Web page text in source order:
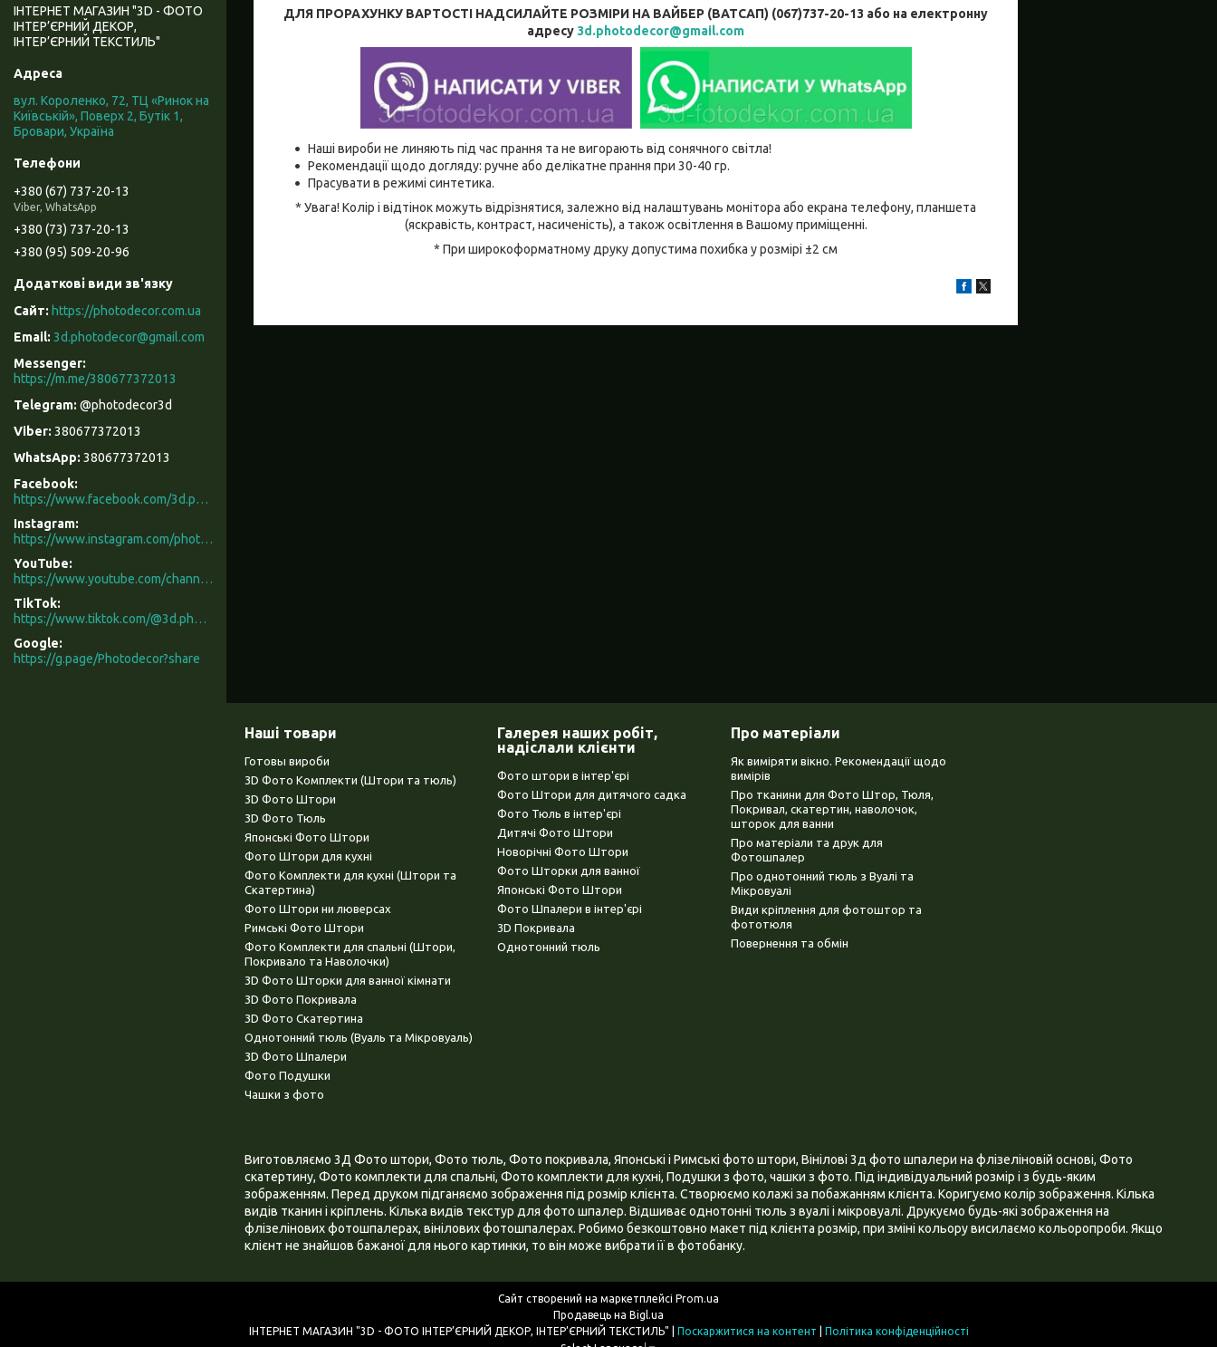
ДЛЯ ПРОРАХУНКУ ВАРТОСТІ НАДСИЛАЙТЕ РОЗМІРИ НА ВАЙБЕР (ВАТСАП) (067)737-20-13 або на електронну
адресу 3d.photodecor@gmail.com
Наші вироби не линяють під час прання та не вигорають від сонячного світла!
Рекомендації щодо догляду: ручне або делікатне прання при 30-40 гр.
Прасувати в режимі синтетика.
* Увага! Колір і відтінок можуть відрізнятися, залежно від налаштувань монітора або екрана телефону, планшета
(яскравість, контраст, насиченість), а також освітлення в Вашому приміщенні.
* При широкоформатному друку допустима похибка у розмірі ±2 см
ІНТЕРНЕТ МАГАЗИН "3D - ФОТО
ІНТЕР’ЄРНИЙ ДЕКОР,
ІНТЕР’ЄРНИЙ ТЕКСТИЛЬ"
вул. Короленко, 72, ТЦ «Ринок на
Київській», Поверх 2, Бутік 1,
Бровари, Україна
+380 (67) 737-20-13
Viber, WhatsApp
+380 (73) 737-20-13
+380 (95) 509-20-96
https://photodecor.com.ua
3d.photodecor@gmail.com
https://m.me/380677372013
@photodecor3d
380677372013
380677372013
Facebook
https://www.facebook.com/3d.photodecor/
Instagram
https://www.instagram.com/photodecor.com.ua/
YouTube
https://www.youtube.com/channel/UCXCUerfqRY1Pw7-IptdbqyA/videos
TikTok
https://www.tiktok.com/@3d.photodecor?is_from_webapp=1&sender_device=pc
Google
https://g.page/Photodecor?share
Наші товари
Готовы вироби
3D Фото Комплекти (Штори та тюль)
3D Фото Штори
3D Фото Тюль
Японські Фото Штори
Фото Штори для кухні
Фото Комплекти для кухні (Штори та
Скатертина)
Фото Штори ни люверсах
Римські Фото Штори
Фото Комплекти для спальні (Штори,
Покривало та Наволочки)
3D Фото Шторки для ванної кімнати
3D Фото Покривала
3D Фото Скатертина
Однотонний тюль (Вуаль та Мікровуаль)
3D Фото Шпалери
Фото Подушки
Чашки з фото
Галерея наших робіт,
надіслали клієнти
Фото штори в інтер'єрі
Фото Штори для дитячого садка
Фото Тюль в інтер'єрі
Дитячі Фото Штори
Новорічні Фото Штори
Фото Шторки для ванної
Японські Фото Штори
Фото Шпалери в інтер'єрі
3D Покривала
Однотонний тюль
Про матеріали
Як виміряти вікно. Рекомендації щодо
вимірів
Про тканини для Фото Штор, Тюля,
Покривал, скатертин, наволочок,
шторок для ванни
Про матеріали та друк для
Фотошпалер
Про однотонний тюль з Вуалі та
Мікровуалі
Види кріплення для фотоштор та
фототюля
Повернення та обмін
Виготовляємо 3Д Фото штори, Фото тюль, Фото покривала, Японські і Римські фото штори, Вінілові 3д фото шпалери на флізеліновій основі, Фото
скатертину, Фото комплекти для спальні, Фото комплекти для кухні, Подушки з фото, чашки з фото. Під індивідуальний розмір і з будь-яким
зображенням. Перед друком підганяємо зображення під розмір клієнта. Створюємо колажі за побажанням клієнта. Коригуємо колір зображення. Кілька
видів тканин і кріплень. Кілька видів текстур для фото шпалер. Відшиває однотонні тюль з вуалі і мікровуалі. Друкуємо будь-які зображення на
флізелінових фотошпалерах, вінілових фотошпалерах. Робимо безкоштовно макет під клієнта розмір, при зміні кольору висилаємо кольоропроби. Якщо
клієнт не знайшов бажаної для нього картинки, то він може вибрати її в фотобанку.
Сайт створений на маркетплейсі Prom.ua
Продавець на Bigl.ua
Поскаржитися на контент
Політика конфіденційності